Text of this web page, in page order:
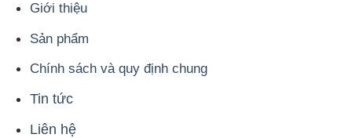
Giới thiệu
Sản phẩm
Chính sách và quy định chung
Tin tức
Liên hệ